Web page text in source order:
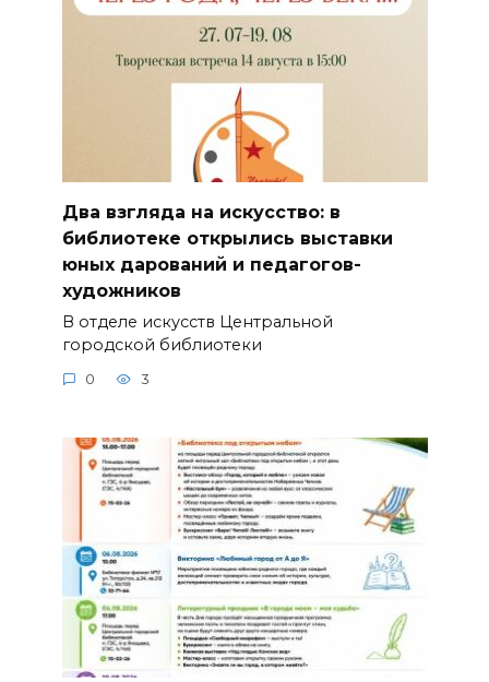
Два взгляда на искусство: в
библиотеке открылись выставки
юных дарований и педагогов-
художников
В отделе искусств Центральной
городской библиотеки
0 3